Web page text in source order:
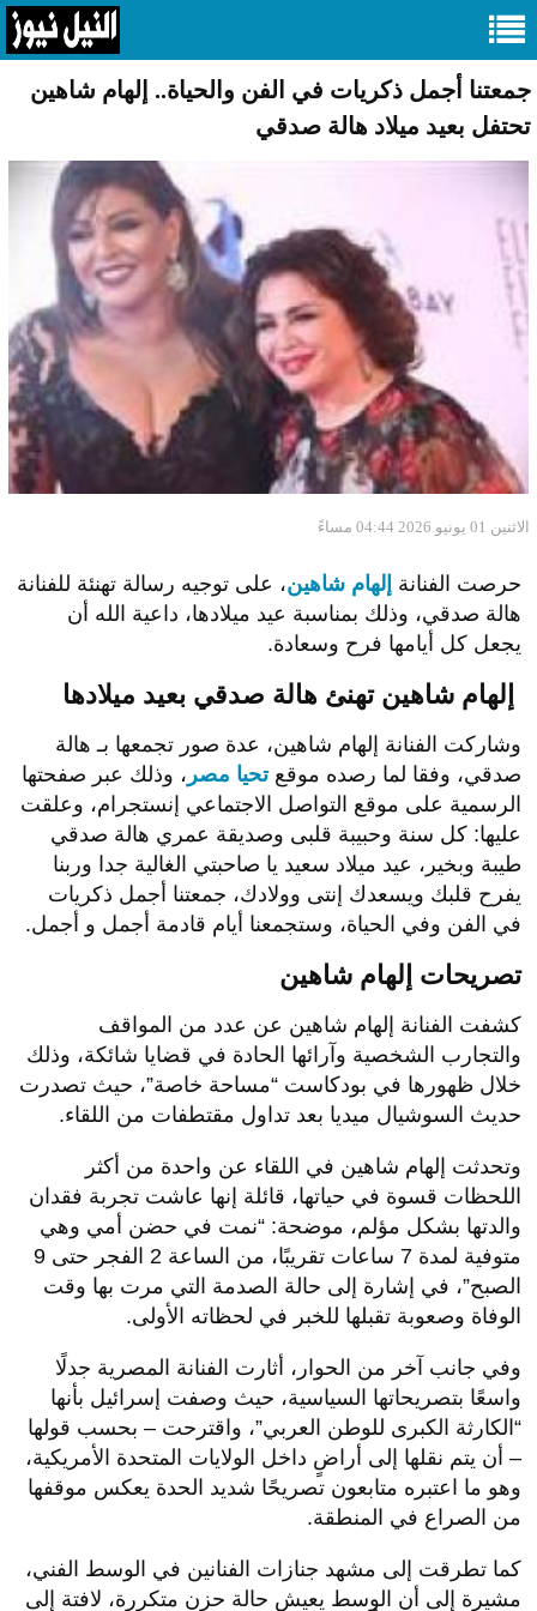
جمعتنا أجمل ذكريات في الفن والحياة.. إلهام شاهين
تحتفل بعيد ميلاد هالة صدقي
الاثنين 01 يونيو 2026 04:44 مساءً
حرصت الفنانة إلهام شاهين، على توجيه رسالة تهنئة للفنانة
هالة صدقي، وذلك بمناسبة عيد ميلادها، داعية الله أن
يجعل كل أيامها فرح وسعادة.
وشاركت الفنانة إلهام شاهين، عدة صور تجمعها بـ هالة
صدقي، وفقا لما رصده موقعتحيا مصر ، وذلك عبر صفحتها
الرسمية على موقع التواصل الاجتماعي إنستجرام، وعلقت
عليها: كل سنة وحبيبة قلبى وصديقة عمري هالة صدقي
طيبة وبخير، عيد ميلاد سعيد يا صاحبتي الغالية جدا وربنا
يفرح قلبك ويسعدك إنتى وولادك، جمعتنا أجمل ذكريات
في الفن وفي الحياة، وستجمعنا أيام قادمة أجمل و أجمل.
تصريحات إلهام شاهين
كشفت الفنانة إلهام شاهين عن عدد من المواقف
والتجارب الشخصية وآرائها الحادة في قضايا شائكة، وذلك
خلال ظهورها في بودكاست “مساحة خاصة”، حيث تصدرت
حديث السوشيال ميديا بعد تداول مقتطفات من اللقاء.
وتحدثت إلهام شاهين في اللقاء عن واحدة من أكثر
اللحظات قسوة في حياتها، قائلة إنها عاشت تجربة فقدان
والدتها بشكل مؤلم، موضحة: “نمت في حضن أمي وهي
متوفية لمدة 7 ساعات تقريبًا، من الساعة 2 الفجر حتى 9
الصبح”، في إشارة إلى حالة الصدمة التي مرت بها وقت
الوفاة وصعوبة تقبلها للخبر في لحظاته الأولى.
وفي جانب آخر من الحوار، أثارت الفنانة المصرية جدلًا
واسعًا بتصريحاتها السياسية، حيث وصفت إسرائيل بأنها
“الكارثة الكبرى للوطن العربي”، واقترحت – بحسب قولها
– أن يتم نقلها إلى أراضٍ داخل الولايات المتحدة الأمريكية،
وهو ما اعتبره متابعون تصريحًا شديد الحدة يعكس موقفها
من الصراع في المنطقة.
كما تطرقت إلى مشهد جنازات الفنانين في الوسط الفني،
مشيرة إلى أن الوسط يعيش حالة حزن متكررة، لافتة إلى